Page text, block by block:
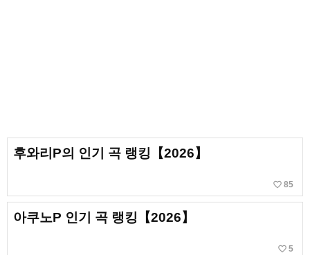
후와리P의 인기 곡 랭킹【2026】
favorite_border 85
아쿠노P 인기 곡 랭킹【2026】
favorite_border 5